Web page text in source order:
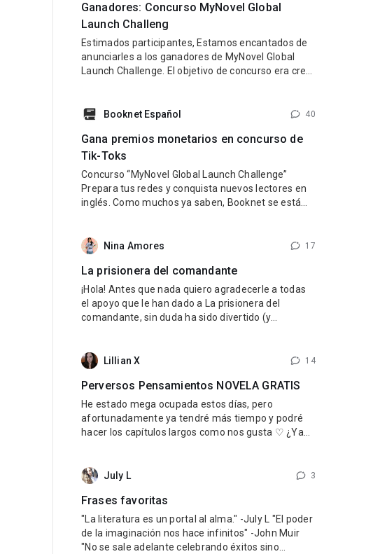
Ganadores: Concurso MyNovel Global
Launch Challeng
Estimados participantes, Estamos encantados de
anunciarles a los ganadores de MyNovel Global
Launch Challenge. El objetivo de concurso era crear
libros de otros autores si no eres escritor). Link al
usuario de TikTok dark.reader3 2
Booknet Español 40
Gana premios monetarios en concurso de
Tik-Toks
Concurso “MyNovel Global Launch Challenge”
Prepara tus redes y conquista nuevos lectores en
inglés. Como muchos ya saben, Booknet se está
autores podrán vender sus libros traducidos a
mundo. El primer idioma será
Nina Amores 17
La prisionera del comandante
¡Hola! Antes que nada quiero agradecerle a todas
el apoyo que le han dado a La prisionera del
comandante, sin duda ha sido divertido (y
leido Una esposa para el rey, si les está gustando
encontrar de forma gratuita aquí
Lillian X 14
Perversos Pensamientos NOVELA GRATIS
He estado mega ocupada estos días, pero
afortunadamente ya tendré más tiempo y podré
hacer los capítulos largos como nos gusta ♡ ¿Ya
DEBES, y repito DEBES leerla. Tenemos un
que
July L 3
Frases favoritas
"La literatura es un portal al alma." -July L "El poder
de la imaginación nos hace infinitos" -John Muir
"No se sale adelante celebrando éxitos sino